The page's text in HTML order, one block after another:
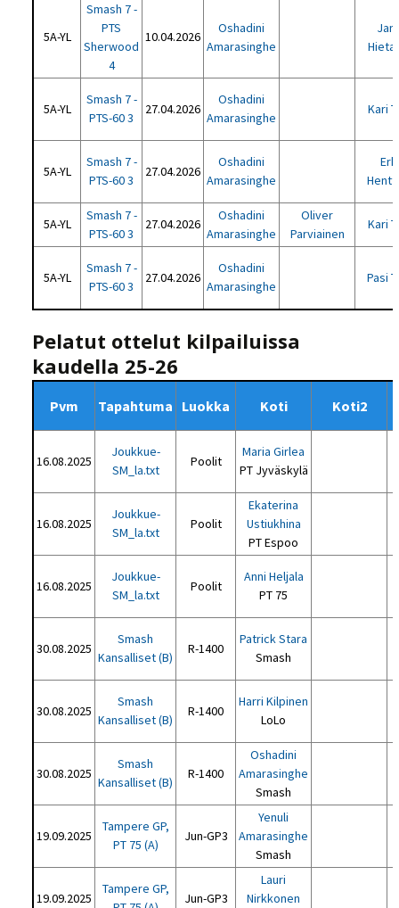
5A-YL
Smash 7 -
PTS
Sherwood
4
10.04.2026
Oshadini
Amarasinghe
5A-YL
Smash 7 -
PTS-60 3
27.04.2026
Oshadini
Amarasinghe
Kari
5A-YL
Smash 7 -
PTS-60 3
27.04.2026
Oshadini
Amarasinghe
5A-YL
Smash 7 -
PTS-60 3
27.04.2026
Oshadini
Amarasinghe
Oliver
Parviainen
Kari
5A-YL
Smash 7 -
PTS-60 3
27.04.2026
Oshadini
Amarasinghe
Pasi
Pelatut ottelut kilpailuissa
kaudella 25-26
Pvm Tapahtuma Luokka Koti Koti2
16.08.2025
Joukkue-
SM_la.txt
Poolit
Maria Girlea
PT Jyväskylä
16.08.2025
Joukkue-
SM_la.txt
Poolit
Ekaterina
Ustiukhina
PT Espoo
16.08.2025
Joukkue-
SM_la.txt
Poolit
Anni Heljala
PT 75
30.08.2025
Smash
Kansalliset (B)
R-1400
Patrick Stara
Smash
30.08.2025
Smash
Kansalliset (B)
R-1400
Harri Kilpinen
LoLo
30.08.2025
Smash
Kansalliset (B)
R-1400
Oshadini
Amarasinghe
Smash
19.09.2025
Tampere GP,
PT 75 (A)
Jun-GP3
Yenuli
Amarasinghe
Smash
19.09.2025
Tampere GP,
Jun-GP3
Lauri
Nirkkonen